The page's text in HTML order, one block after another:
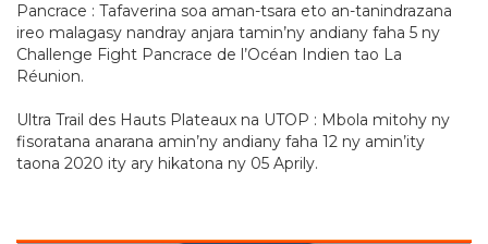
Pancrace : Tafaverina soa aman-tsara eto an-tanindrazana
ireo malagasy nandray anjara tamin’ny andiany faha 5 ny
Challenge Fight Pancrace de l’Océan Indien tao La
Réunion.
Ultra Trail des Hauts Plateaux na UTOP : Mbola mitohy ny
fisoratana anarana amin’ny andiany faha 12 ny amin’ity
taona 2020 ity ary hikatona ny 05 Aprily.